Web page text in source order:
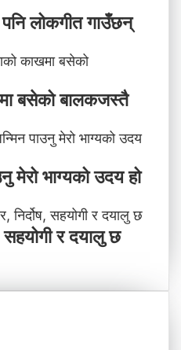
लोकगीत गाउँछन्
बसेको बालकजस्तै
मेरो भाग्यको उदय हो
सहयोगी र दयालु छ